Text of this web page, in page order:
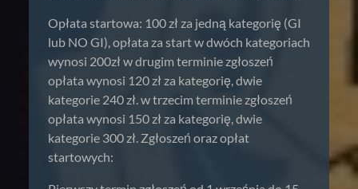
Opłata startowa: 100 zł za jedną kategorię (GI
lub NO GI), opłata za start w dwóch kategoriach
wynosi 200zł w drugim terminie zgłoszeń
opłata wynosi 120 zł za kategorię, dwie
kategorie 240 zł. w trzecim terminie zgłoszeń
opłata wynosi 150 zł za kategorię, dwie
kategorie 300 zł. Zgłoszeń oraz opłat
startowych: